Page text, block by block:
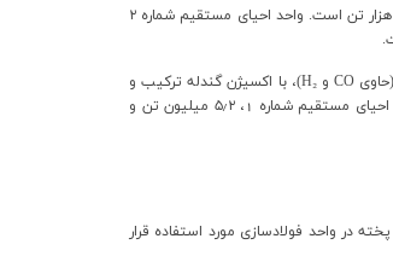
واحد احیای مستقیم شماره ۱ دارای شش مدول شامل پنج مدول مشابه از نوع مید‌رِکس سری ۶۰۰ با ظرفیت اسمی هر مدول ۶۰۰ هزار تن و یک مدول سری ۸۰۰ با ظرفیت اسمی ۸۰۰ هزار تن است. واحد احیای مستقیم شماره ۲
COو₂
H)، با اکسیژن گندله ترکیب و
٫۲ میلیون تن و
دولومیت پخته تبدیل می‌شود. دولومیت پخته در واحد فولادسازی مورد استفاده قرار